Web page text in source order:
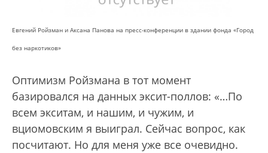
Евгений Ройзман и Аксана Панова на пресс-конференции в здании фонда «Город
без наркотиков»
Оптимизм Ройзмана в тот момент
базировался на данных эксит-поллов: «…По
всем экситам, и нашим, и чужим, и
вциомовским я выиграл. Сейчас вопрос, как
посчитают. Но для меня уже все очевидно.